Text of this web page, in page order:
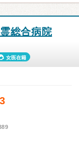
総合病院
女医在籍